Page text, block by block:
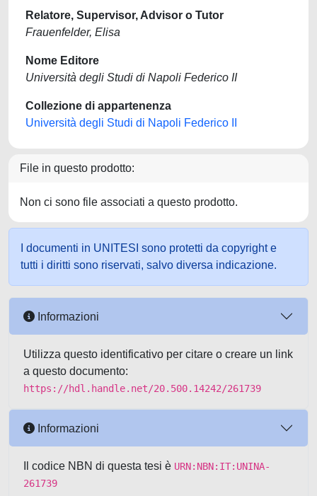
Relatore, Supervisor, Advisor o Tutor
Frauenfelder, Elisa
Nome Editore
Università degli Studi di Napoli Federico II
Collezione di appartenenza
Università degli Studi di Napoli Federico II
File in questo prodotto:
Non ci sono file associati a questo prodotto.
I documenti in UNITESI sono protetti da copyright e
tutti i diritti sono riservati, salvo diversa indicazione.
Informazioni
Utilizza questo identificativo per citare o creare un link
a questo documento:
https://hdl.handle.net/20.500.14242/261739
Informazioni
Il codice NBN di questa tesi è URN:NBN:IT:UNINA-
261739